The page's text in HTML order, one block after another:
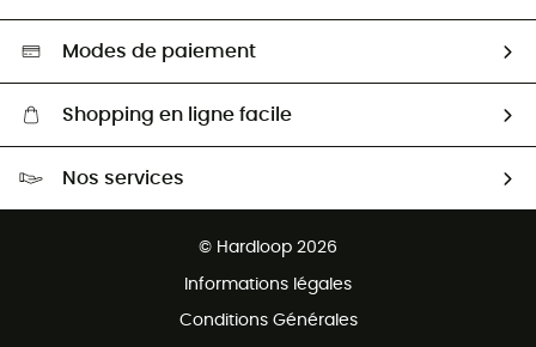
Aide & Contact
Sélection éco-responsable
Modes de paiement
Shopping en ligne facile
Nos services
© Hardloop 2026
Informations légales
Conditions Générales